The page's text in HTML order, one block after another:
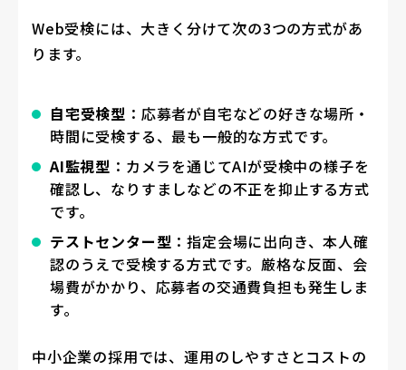
Web受検には、大きく分けて次の3つの方式があ
ります。
自宅受検型 ：応募者が自宅などの好きな場所・
時間に受検する、最も一般的な方式です。
AI監視型 ：カメラを通じてAIが受検中の様子を
確認し、なりすましなどの不正を抑止する方式
です。
テストセンター型 ：指定会場に出向き、本人確
認のうえで受検する方式です。厳格な反面、会
場費がかかり、応募者の交通費負担も発生しま
す。
中小企業の採用では、運用のしやすさとコストの